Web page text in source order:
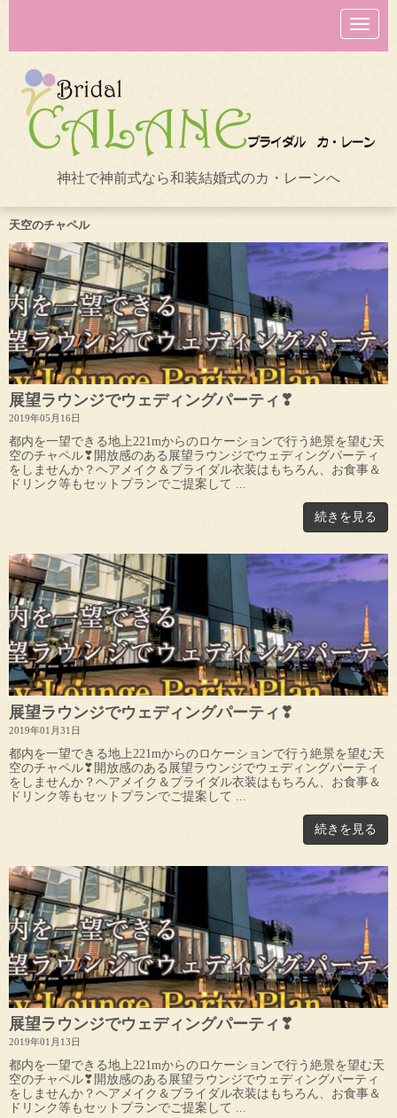
N
a
v
o
n
神社で神前式なら和装結婚式のカ・レーンへ
天空のチャペル
展望ラウンジでウェディングパーティ❣
2019年05月16日
都内を一望できる地上221mからのロケーションで行う絶景を望む天
空のチャペル❣開放感のある展望ラウンジでウェディングパーティ
をしませんか？ヘアメイク＆ブライダル衣装はもちろん、お食事＆
ドリンク等もセットプランでご提案して ...
続きを見る
展望ラウンジでウェディングパーティ❣
2019年01月31日
都内を一望できる地上221mからのロケーションで行う絶景を望む天
空のチャペル❣開放感のある展望ラウンジでウェディングパーティ
をしませんか？ヘアメイク＆ブライダル衣装はもちろん、お食事＆
ドリンク等もセットプランでご提案して ...
続きを見る
展望ラウンジでウェディングパーティ❣
2019年01月13日
都内を一望できる地上221mからのロケーションで行う絶景を望む天
空のチャペル❣開放感のある展望ラウンジでウェディングパーティ
をしませんか？ヘアメイク＆ブライダル衣装はもちろん、お食事＆
ドリンク等もセットプランでご提案して ...